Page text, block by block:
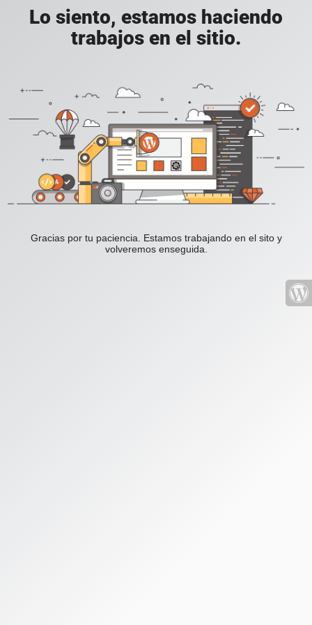
Lo siento, estamos haciendo
trabajos en el sitio.
Gracias por tu paciencia. Estamos trabajando en el sito y
volveremos enseguida.